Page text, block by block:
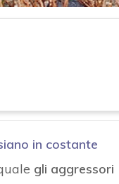
in costante
gli aggressori